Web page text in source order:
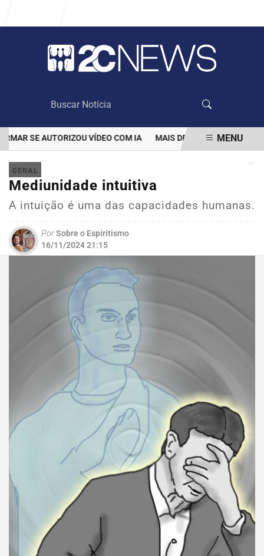
SE AUTORIZOU VÍDEO COM IA MAIS DE 100 MIL CLIENTES
EM ALTA
MENU
GERAL
Mediunidade intuitiva
A intuição é uma das capacidades humanas.
PorSobre o Espiritismo
16/11/2024 21:15